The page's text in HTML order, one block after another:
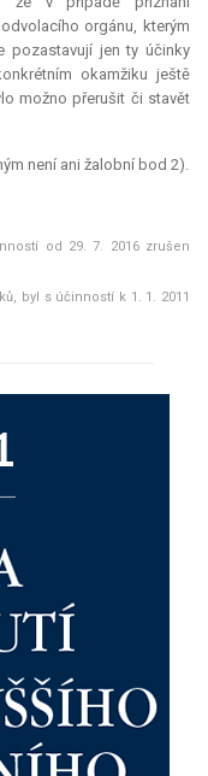
orgánu, kterým
pozastavují jen ty účinky
okamžiku ještě
možno přerušit či stavět
není ani žalobní bod 2).
od 29. 7. 2016 zrušen
byl s účinností k 1. 1. 2011